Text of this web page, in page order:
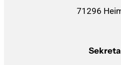
71296